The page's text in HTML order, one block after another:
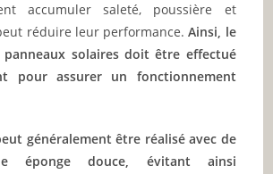
accumuler saleté, poussière et
réduire leur performance.Ainsi, le
panneaux solaires doit être effectué
pour assurer un fonctionnement
généralement être réalisé avec de
éponge douce, évitant ainsi